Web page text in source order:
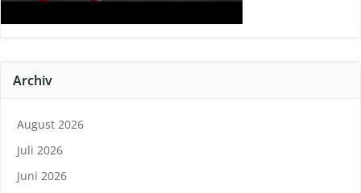
Archiv
August 2026
Juli 2026
Juni 2026